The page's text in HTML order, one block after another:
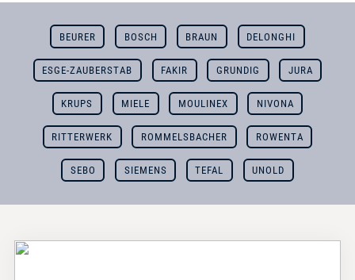
BEURER BOSCH BRAUN DELONGHI
ESGE-ZAUBERSTAB FAKIR GRUNDIG JURA
KRUPS MIELE MOULINEX NIVONA
RITTERWERK ROMMELSBACHER ROWENTA
SEBO SIEMENS TEFAL UNOLD